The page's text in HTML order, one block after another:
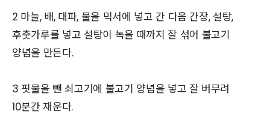
2 마늘, 배, 대파, 물을 믹서에 넣고 간 다음 간장, 설탕,
후춧가루를 넣고 설탕이 녹을 때까지 잘 섞어 불고기
양념을 만든다.
3 핏물을 뺀 쇠고기에 불고기 양념을 넣고 잘 버무려
10분간 재운다.